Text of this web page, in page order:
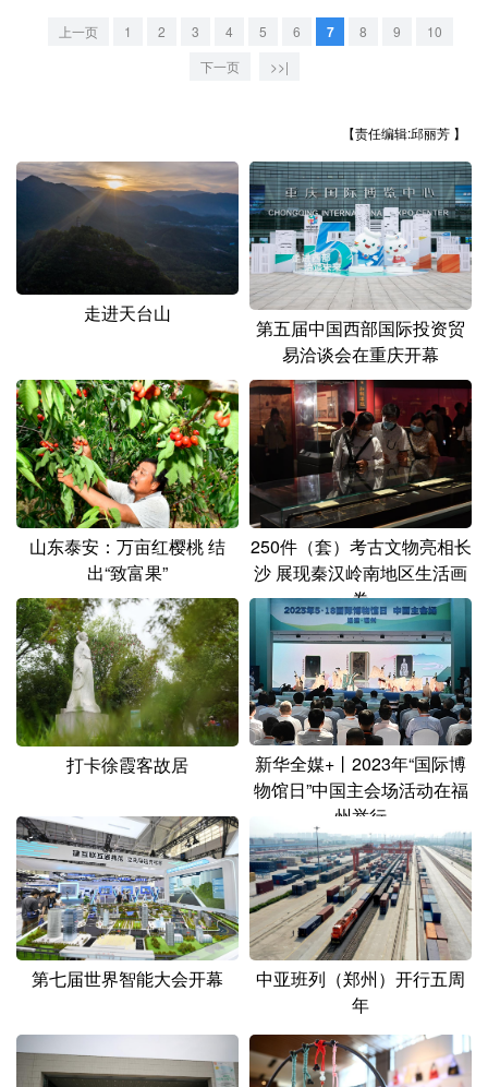
辽宁 吉林 上海 江苏
安徽 福建
广东 广西 海南 重庆
四川 贵州 云南 西藏
青海 宁夏
新疆 内蒙古 黑龙江
多语种频道
English Español Français عربى
Русский язык 日本語 한국어
Deutsch Português
上一页 1 2 3 4 5 6 7 8 9
10
下一页
>>|
【责任编辑:邱丽芳 】
走进天台山
第五届中国西部国际投资贸
易洽谈会在重庆开幕
山东泰安：万亩红樱桃 结
出“致富果”
250件（套）考古文物亮相长
沙 展现秦汉岭南地区生活画
卷
打卡徐霞客故居
新华全媒+丨2023年“国际博
物馆日”中国主会场活动在福
州举行
第七届世界智能大会开幕
中亚班列（郑州）开行五周
年